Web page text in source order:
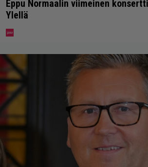
Eppu Normaalin viimeinen
Ylellä